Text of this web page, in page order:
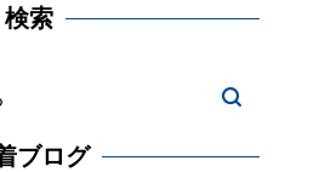
検索
ブログ